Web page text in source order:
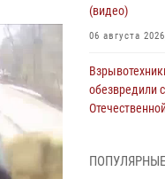
(видео)
06 августа
обезвредили
Подвиги